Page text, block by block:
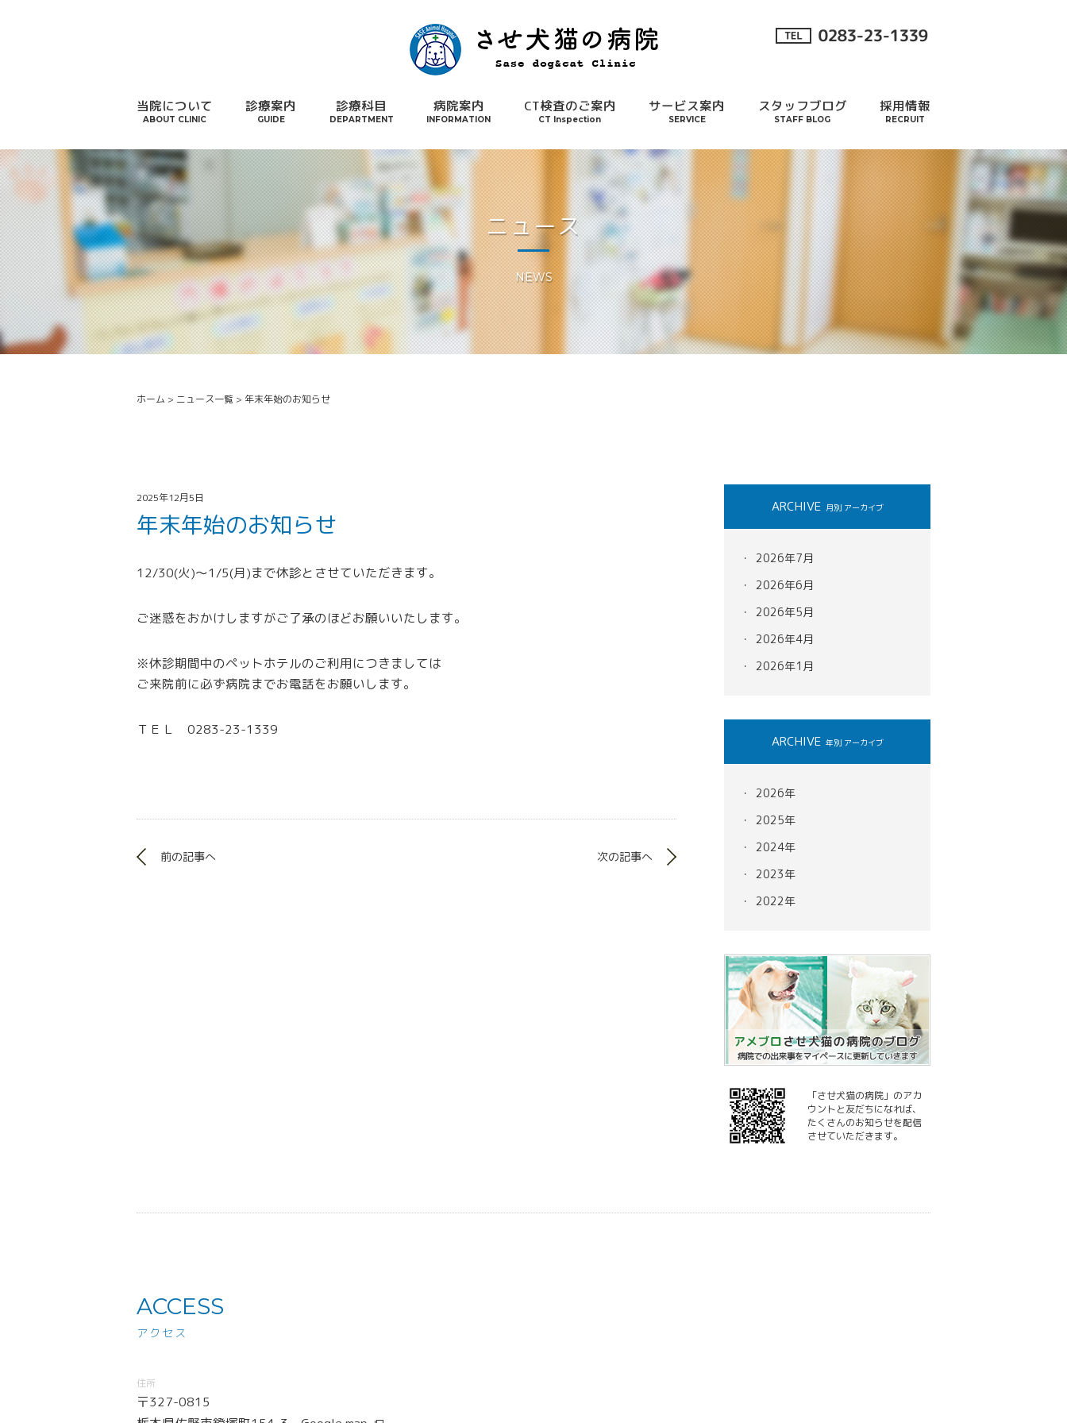
当院について
ABOUT CLINIC
診療案内
GUIDE
診療科目
DEPARTMENT
病院案内
INFORMATION
CT検査のご案内
CT Inspection
サービス案内
SERVICE
スタッフブログ
STAFF BLOG
採用情報
RECRUIT
ニュース
NEWS
ホーム > ニュース一覧 > 年末年始のお知らせ
2025年12月5日
年末年始のお知らせ
12/30(火)～1/5(月)まで休診とさせていただきます。
ご迷惑をおかけしますがご了承のほどお願いいたします。
※休診期間中のペットホテルのご利用につきましては
ご来院前に必ず病院までお電話をお願いします。
ＴＥＬ 0283-23-1339
前の記事へ 次の記事へ
ARCHIVE 月別 アーカイブ
2026年7月
2026年6月
2026年5月
2026年4月
2026年1月
ARCHIVE 年別 アーカイブ
2026年
2025年
2024年
2023年
2022年
「させ犬猫の病院」のアカ
ウントと友だちになれば、
たくさんのお知らせを配信
させていただきます。
ACCESS
アクセス
住所
〒327-0815